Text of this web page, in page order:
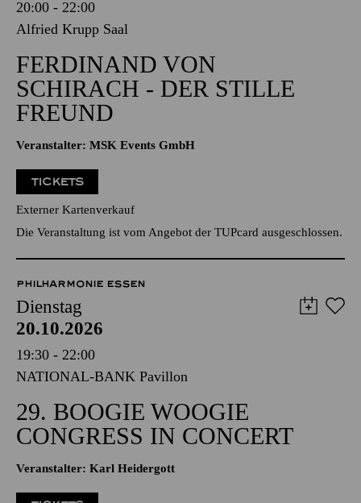
20:00 - 22:00
Alfried Krupp Saal
FERDINAND VON
SCHIRACH - DER STILLE
FREUND
Veranstalter: MSK Events GmbH
TICKETS
Externer Kartenverkauf
Die Veranstaltung ist vom Angebot der TUPcard ausgeschlossen.
PHILHARMONIE ESSEN
Dienstag
20.10.2026
19:30 - 22:00
NATIONAL-BANK Pavillon
29. BOOGIE WOOGIE
CONGRESS IN CONCERT
Veranstalter: Karl Heidergott